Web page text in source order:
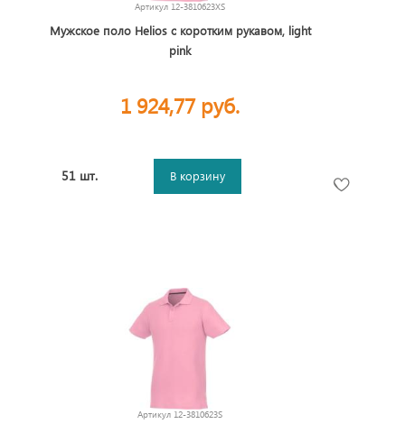
Артикул 12-3810623XS
Мужское поло Helios с коротким рукавом, light
pink
1 924,77 руб.
51 шт. В корзину
Артикул 12-3810623S